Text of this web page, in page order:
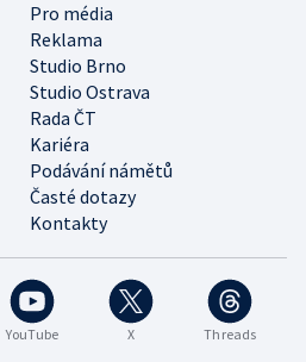
Pro média
Reklama
Studio Brno
Studio Ostrava
Rada ČT
Kariéra
Podávání námětů
Časté dotazy
Kontakty
YouTube X Threads